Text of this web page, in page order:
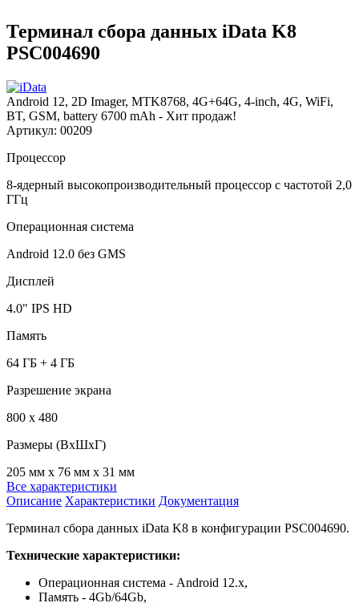
Терминал сбора данных iData K8
PSC004690
Android 12, 2D Imager, MTK8768, 4G+64G, 4-inch, 4G, WiFi,
BT, GSM, battery 6700 mAh - Хит продаж!
Артикул: 00209
Процессор
8-ядерный высокопроизводительный процессор с частотой 2,0
ГГц
Операционная система
Android 12.0 без GMS
Дисплей
4.0" IPS HD
Память
64 ГБ + 4 ГБ
Разрешение экрана
800 x 480
Размеры (ВхШхГ)
205 мм x 76 мм x 31 мм
Все характеристики
Описание Характеристики Документация
Терминал сбора данных iData K8 в конфигурации PSC004690.
Технические характеристики:
Операционная система - Android 12.x,
Память - 4Gb/64Gb,